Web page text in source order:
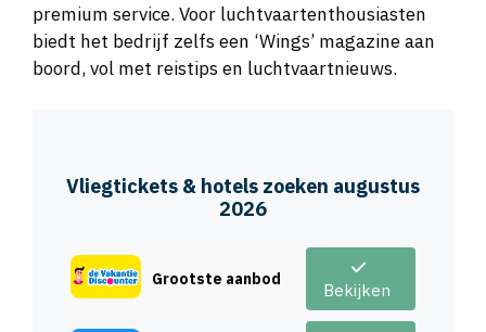
premium service. Voor luchtvaartenthousiasten
biedt het bedrijf zelfs een ‘Wings’ magazine aan
boord, vol met reistips en luchtvaartnieuws.
Vliegtickets & hotels zoeken augustus
2026
Grootste aanbod
Bekijken